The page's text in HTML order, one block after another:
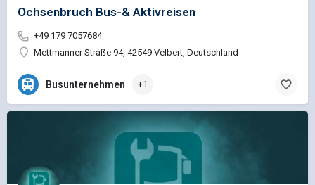
Ochsenbruch Bus-& Aktivreisen
+49 179 7057684
Mettmanner Straße 94, 42549 Velbert, Deutschland
Busunternehmen +1